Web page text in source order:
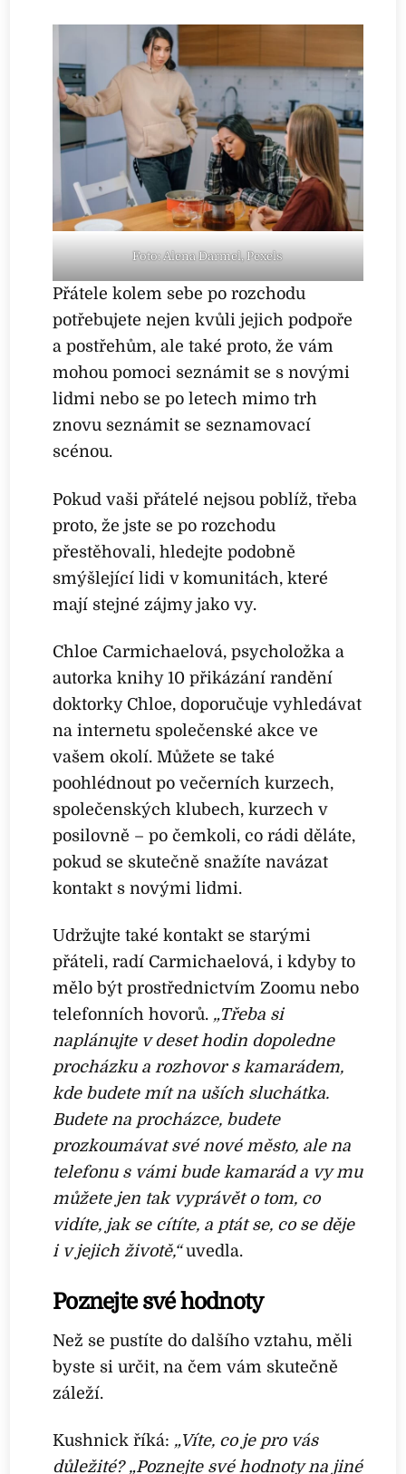
Foto: Alena Darmel, Pexels
Přátele kolem sebe po rozchodu
potřebujete nejen kvůli jejich podpoře
a postřehům, ale také proto, že vám
mohou pomoci seznámit se s novými
lidmi nebo se po letech mimo trh
znovu seznámit se seznamovací
scénou.
Pokud vaši přátelé nejsou poblíž, třeba
proto, že jste se po rozchodu
přestěhovali, hledejte podobně
smýšlející lidi v komunitách, které
mají stejné zájmy jako vy.
Chloe Carmichaelová, psycholožka a
autorka knihy 10 přikázání randění
doktorky Chloe, doporučuje vyhledávat
na internetu společenské akce ve
vašem okolí. Můžete se také
poohlédnout po večerních kurzech,
společenských klubech, kurzech v
posilovně – po čemkoli, co rádi děláte,
pokud se skutečně snažíte navázat
kontakt s novými lidmi.
Udržujte také kontakt se starými
přáteli, radí Carmichaelová, i kdyby to
mělo být prostřednictvím Zoomu nebo
telefonních hovorů. „Třeba si
naplánujte v deset hodin dopoledne
procházku a rozhovor s kamarádem,
kde budete mít na uších sluchátka.
Budete na procházce, budete
prozkoumávat své nové město, ale na
telefonu s vámi bude kamarád a vy mu
můžete jen tak vyprávět o tom, co
vidíte, jak se cítíte, a ptát se, co se děje
i v jejich životě,“uvedla.
Poznejte své hodnoty
Než se pustíte do dalšího vztahu, měli
byste si určit, na čem vám skutečně
záleží.
Kushnick říká: „Víte, co je pro vás
důležité? „Poznejte své hodnoty na jiné